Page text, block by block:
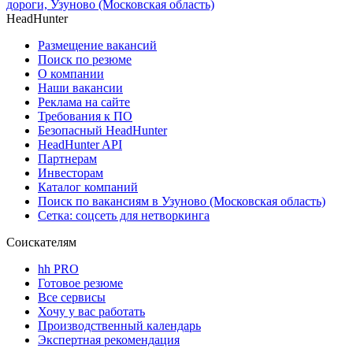
дороги, Узуново (Московская область)
HeadHunter
Размещение вакансий
Поиск по резюме
О компании
Наши вакансии
Реклама на сайте
Требования к ПО
Безопасный HeadHunter
HeadHunter API
Партнерам
Инвесторам
Каталог компаний
Поиск по вакансиям в Узуново (Московская область)
Сетка: соцсеть для нетворкинга
Соискателям
hh PRO
Готовое резюме
Все сервисы
Хочу у вас работать
Производственный календарь
Экспертная рекомендация